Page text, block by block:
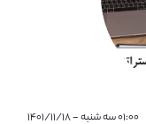
۰۱:۰۰ سه شنبه - ۱۴۰۱/۱۱/۱۸